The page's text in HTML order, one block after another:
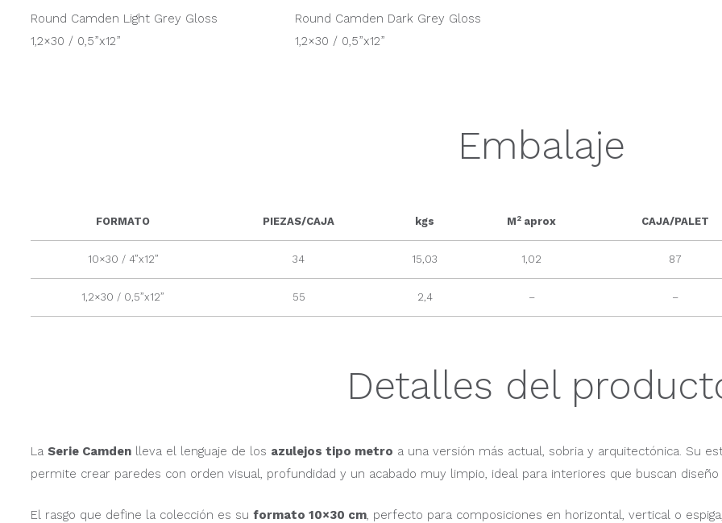
Round Camden Light Grey Gloss
1,2×30 / 0,5”x12”
Round Camden Dark Grey Gloss
1,2×30 / 0,5”x12”
Embalaje
FORMATO PIEZAS/CAJA kgs M2 aprox CAJA/PALET
10×30 / 4”x12” 34 15,03 1,02 87
1,2×30 / 0,5”x12” 55 2,4 – –
Detalles del
La Serie Camdenlleva el lenguaje de los azulejos tipo metro a una versión más actual, sobria y arquitectónica. Su
permite crear paredes con orden visual, profundidad y un acabado muy limpio, ideal para interiores que buscan
El rasgo que define la colección es su formato 10×30 cm, perfecto para composiciones en horizontal, vertical o